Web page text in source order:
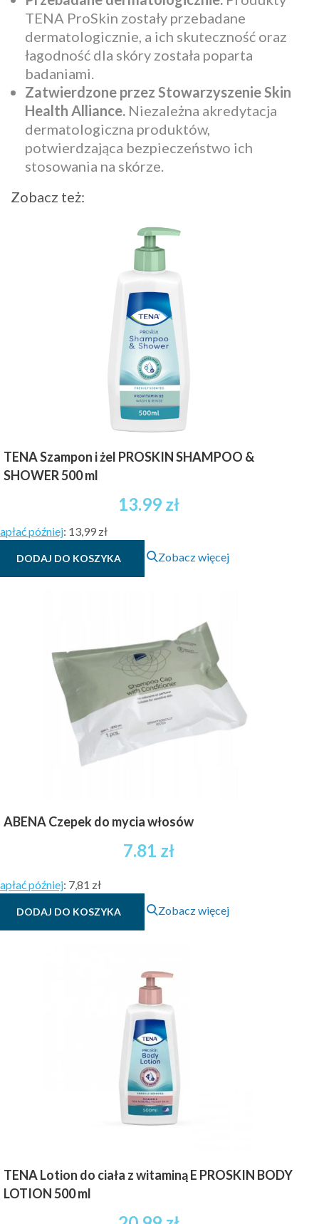
TENA ProSkin zostały przebadane
dermatologicznie, a ich skuteczność oraz
łagodność dla skóry została poparta
badaniami.
Zatwierdzone przez Stowarzyszenie Skin
Health Alliance. Niezależna akredytacja
dermatologiczna produktów,
potwierdzająca bezpieczeństwo ich
stosowania na skórze.
Zobacz też:
TENA Szampon i żel PROSKIN SHAMPOO &
SHOWER 500 ml
13.99 zł
później: 13,99 zł
DODAJ DO KOSZYKA Zobacz więcej
ABENA Czepek do mycia włosów
7.81 zł
później: 7,81 zł
DODAJ DO KOSZYKA Zobacz więcej
TENA Lotion do ciała z witaminą E PROSKIN BODY
LOTION 500 ml